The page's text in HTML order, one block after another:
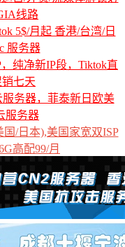
线路
5$/月起 香港/台湾/日
服务器
纯净新IP段，Tiktok直
七天
务器，菲泰新日欧美
服务器
国/日本),美国家宽双ISP
高配99/月